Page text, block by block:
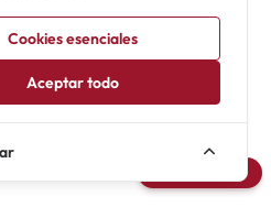
Cookies esenciales
Aceptar todo